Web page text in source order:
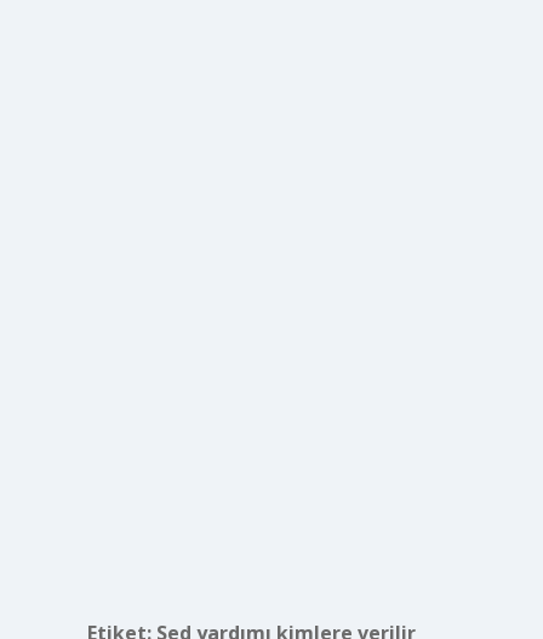
Etiket: Sed yardımı kimlere verilir